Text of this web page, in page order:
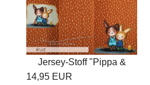
Jersey-Stoff "Pippa &
Arved...
14,95 EUR